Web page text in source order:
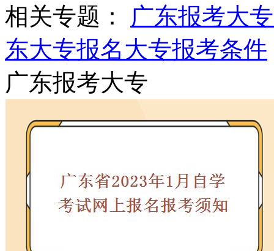
相关专题：
广东报考大专
东大专报名大专报考条件
广东报考大专